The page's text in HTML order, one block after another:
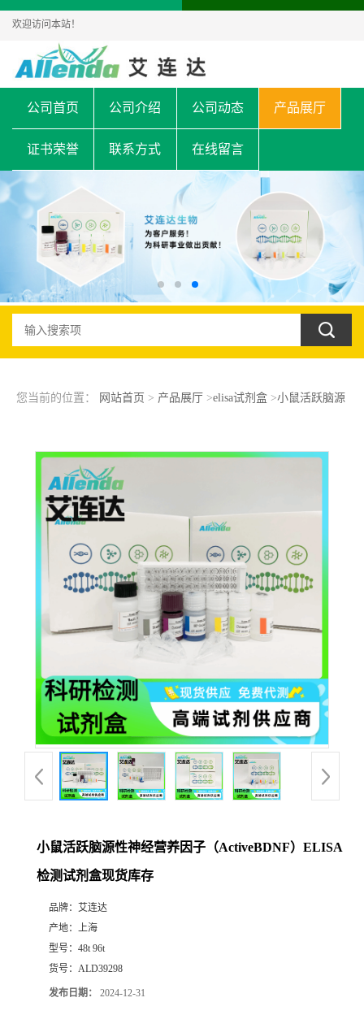
欢迎访问本站！
公司首页 公司介绍 公司动态 产品展厅
证书荣誉 联系方式 在线留言
您当前的位置： 网站首页 > 产品展厅 >elisa试剂盒>小鼠活跃脑源
小鼠活跃脑源性神经营养因子（ActiveBDNF）ELISA
检测试剂盒现货库存
品牌： 艾连达
产地： 上海
型号： 48t 96t
货号： ALD39298
发布日期： 2024-12-31